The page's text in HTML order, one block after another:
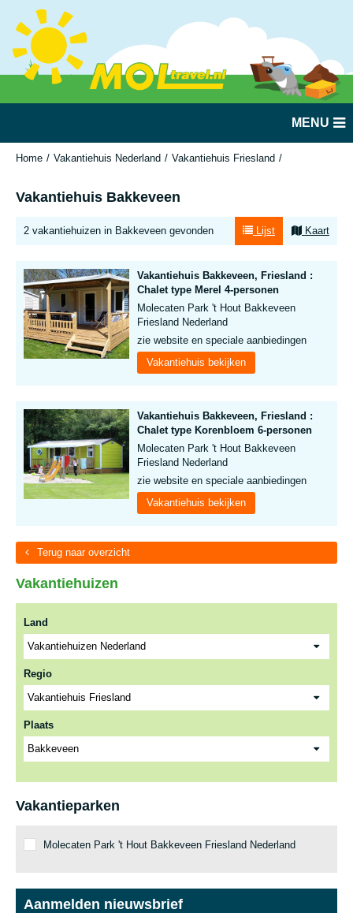
MENU
Home Vakantiehuis Nederland Vakantiehuis Friesland
Vakantiehuis Bakkeveen
2 vakantiehuizen in Bakkeveen gevonden Lijst Kaart
Vakantiehuis Bakkeveen, Friesland :
Chalet type Merel 4-personen
Molecaten Park 't Hout Bakkeveen
Friesland Nederland
zie website en speciale aanbiedingen
Vakantiehuis bekijken
Vakantiehuis Bakkeveen, Friesland :
Chalet type Korenbloem 6-personen
Molecaten Park 't Hout Bakkeveen
Friesland Nederland
zie website en speciale aanbiedingen
Vakantiehuis bekijken
Terug naar overzicht
Vakantiehuizen
Land
Regio
Plaats
Vakantieparken
Molecaten Park 't Hout Bakkeveen Friesland Nederland
Aanmelden nieuwsbrief